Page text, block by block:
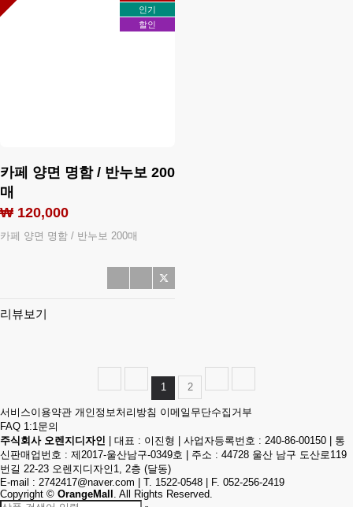
인기
할인
카페 양면 명함 / 반누보 200
매
₩ 120,000
카페 양면 명함 / 반누보 200매
리뷰보기
1 2
서비스이용약관 개인정보처리방침 이메일무단수집거부
FAQ 1:1문의
주식회사 오렌지디자인
대표 : 이진형 사업자등록번호 : 240-86-00150
통
신판매업번호 : 제2017-울산남구-0349호
주소 : 44728 울산 남구 도산로119
번길 22-23 오렌지디자인1, 2층 (달동)
E-mail : 2742417@naver.com T. 1522-0548
F. 052-256-2419
Copyright © OrangeMall . All Rights Reserved.